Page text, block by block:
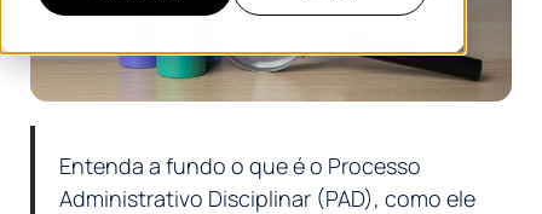
Entenda a fundo o que é o Processo
Administrativo Disciplinar (PAD), como ele